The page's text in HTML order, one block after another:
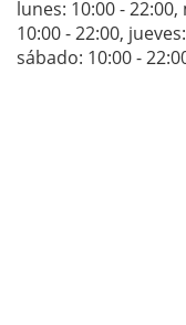
lunes: 10:00 - 22:00,
10:00 - 22:00,
sábado: 10:00 -